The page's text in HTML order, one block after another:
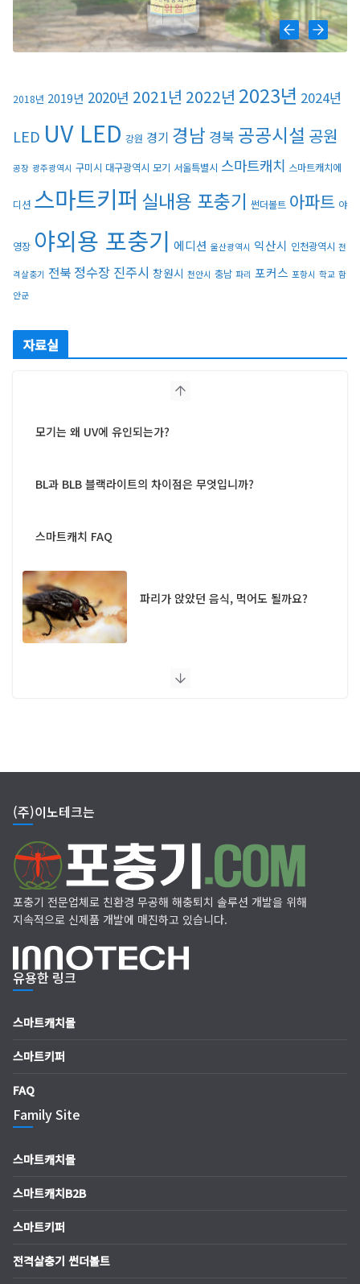
2018년 2019년 2020년 2021년 2022년 2023년 2024년
LED UV LED 강원 경기 경남 경북 공공시설 공원
공장 광주광역시 구미시 대구광역시 모기 서울특별시 스마트캐치 스마트캐치에
디션 스마트키퍼 실내용 포충기 썬더볼트 아파트 야
영장 야외용 포충기 에디션 울산광역시 익산시 인천광역시 전
격살충기 전북 정수장 진주시 창원시 천안시 충남 파리 포커스 포항시 학교 함
안군
자료실
모기는 왜 UV에 유인되는가?
BL과 BLB 블랙라이트의 차이점은 무엇입니까?
스마트캐치 FAQ
파리가 앉았던 음식, 먹어도 될까요?
(주)이노테크는
포충기 전문업체로 친환경 무공해 해충퇴치 솔루션 개발을 위해
지속적으로 신제품 개발에 매진하고 있습니다.
유용한 링크
스마트캐치몰
스마트키퍼
FAQ
Family Site
스마트캐치몰
스마트캐치B2B
스마트키퍼
전격살충기 썬더볼트